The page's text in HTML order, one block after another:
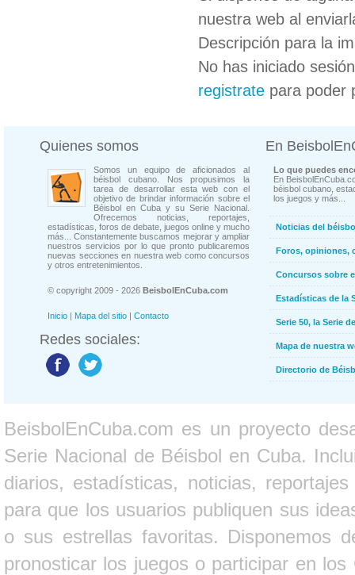
nuestra web al
Descripción para la
No has iniciado
registrate para poder
Quienes somos
Somos un equipo de aficionados al
béisbol cubano. Nos propusimos la
tarea de desarrollar esta web con el
objetivo de brindar información sobre el
Béisbol en Cuba y su Serie Nacional.
Ofrecemos noticias, reportajes,
estadísticas, foros de debate, juegos online y mucho
más... Constantemente buscamos mejorar y ampliar
nuestros servicios por lo que pronto publicaremos
nuevas secciones en nuestra web como concursos
y otros entretenimientos.
© copyright 2009 - 2026 BeisbolEnCuba.com
Inicio | Mapa del sitio | Contacto
Redes sociales:
En
Lo que puedes
En
béisbol cubano,
los juegos y más...
Noticias del
Foros, opiniones,
Concursos sobre
Estadísticas de la
Serie 50, la Serie
Mapa de nuestra
Directorio de
BeisbolEnCuba.com es un proyecto
Serie Nacional de Béisbol en Cuba.
diarios, estadísticas, noticias,
para que los usuarios publiquen sus
o sus estrellas favoritas. Disponemos
pronosticar los juegos o participar en